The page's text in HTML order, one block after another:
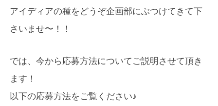
アイディアの種をどうぞ企画部にぶつけてきて下
さいませ〜！！
では、今から応募方法についてご説明させて頂き
ます！
以下の応募方法をご覧ください♪